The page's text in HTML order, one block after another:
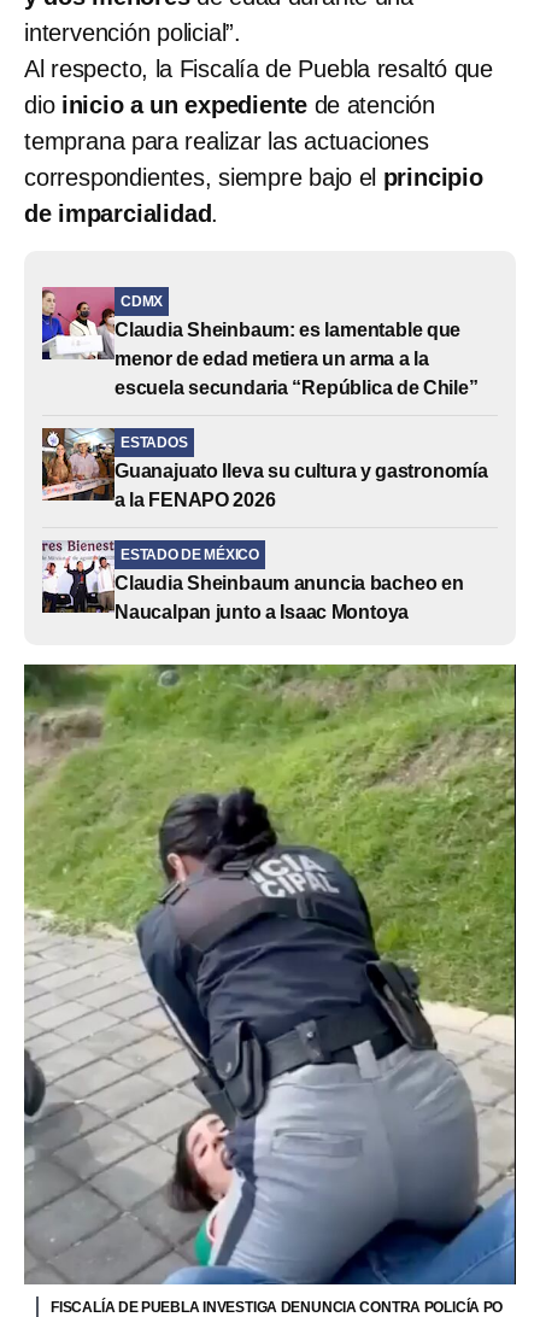
intervención policial”.
Al respecto, la Fiscalía de Puebla resaltó que
dio inicio a un expediente de atención
temprana para realizar las actuaciones
correspondientes, siempre bajo el principio
de imparcialidad.
CDMX
Claudia Sheinbaum: es lamentable que
menor de edad metiera un arma a la
escuela secundaria “República de Chile”
ESTADOS
Guanajuato lleva su cultura y gastronomía
a la FENAPO 2026
ESTADO DE MÉXICO
Claudia Sheinbaum anuncia bacheo en
Naucalpan junto a Isaac Montoya
FISCALÍA DE PUEBLA INVESTIGA DENUNCIA CONTRA POLICÍA PO